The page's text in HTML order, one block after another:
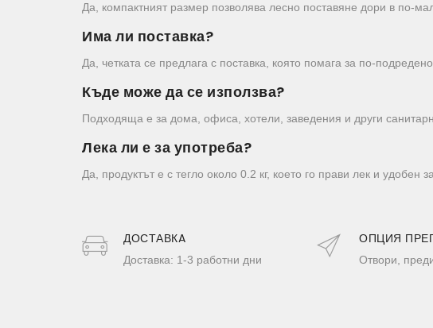
Да, компактният размер позволява лесно поставяне дори в по-
Има ли поставка?
Да, четката се предлага с поставка, която помага за по-
Къде може да се използва?
Подходяща е за дома, офиса, хотели, заведения и други
Лека ли е за употреба?
Да, продуктът е с тегло около 0.2 кг, което го прави лек и удобен
ДОСТАВКA
Доставка: 1-3 работни дни
ОПЦИЯ
Отвори,